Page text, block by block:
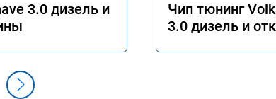
3.0 дизель и
Чип тюнинг
3.0 дизель и